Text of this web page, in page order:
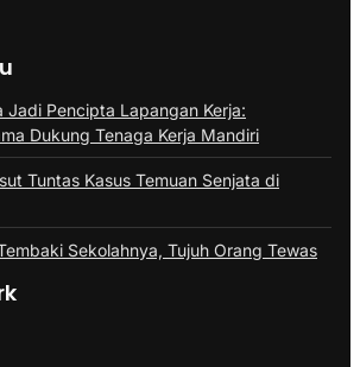
Jadi Pencipta Lapangan Kerja:
Dukung Tenaga Kerja Mandiri
Tuntas Kasus Temuan Senjata di
Sekolahnya, Tujuh Orang Tewas